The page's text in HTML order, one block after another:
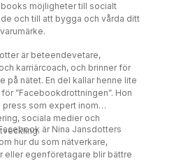
möjligheter till socialt
och till att bygga och vårda ditt
är beteendevetare,
karriärcoach, och brinner för
på nätet. En del kallar henne lite
”Facebookdrottningen”. Hon
press som expert inom
sociala medier och
är Nina Jansdotters
hur du som nätverkare,
eller egenföretagare blir bättre